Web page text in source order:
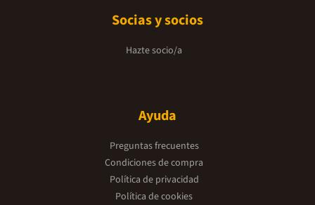
Socias y socios
Hazte socio/a
Ayuda
Preguntas frecuentes
Condiciones de compra
Política de privacidad
Política de cookies